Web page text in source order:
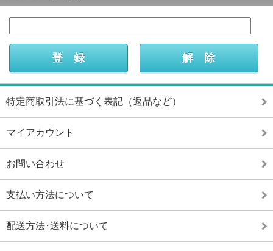
特定商取引法に基づく表記（返品など）
マイアカウント
お問い合わせ
支払い方法について
配送方法･送料について